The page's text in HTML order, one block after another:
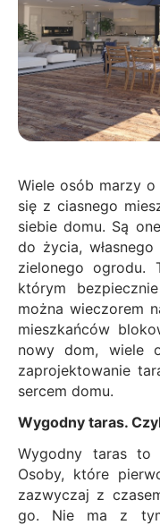
Wiele osób marzy
się z ciasnego
siebie domu. Są
do życia,
zielonego ogrodu.
którym
można wieczorem
mieszkańców
nowy dom, wiele
zaprojektowanie
sercem domu.
Wygodny taras.
Wygodny taras to
Osoby, które
zazwyczaj z
go. Nie ma z